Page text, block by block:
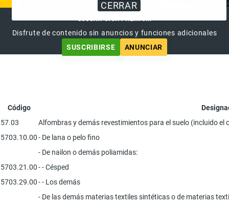
CERRAR
SUSCRIPCIÓN PREMIUM
Disfrute de contenido sin anuncios y funciones adicionales
SUSCRIBIRSE
ANUNCIAR
Código
57.03
Alfombras y demás revestimientos para el suelo (incluido
5703.10.00- De lana o pelo fino
- De nailon o demás poliamidas:
5703.21.00- - Césped
5703.29.00- - Los demás
- De las demás materias textiles sintéticas o de materias